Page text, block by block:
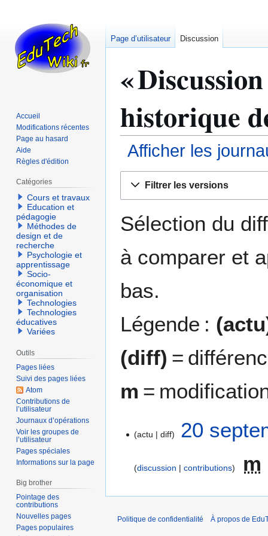
«
historique
Afficher les
navigation
recherche
Filtrer les versions
Sélection du
à comparer et
bas.
Légende :
(diff) =
m =
actu diff 20
discussion contributions m
Page d’utilisateur Discussion
Accueil
Modifications récentes
Page au hasard
Aide
Règles d'édition
Catégories
Cours et travaux
Education et
pédagogie
Méthodes de
design et de
recherche
Psychologie et
apprentissage
Socio-
économique et
organisation
Technologies
Technologies
éducatives
Variées
Outils
Pages liées
Suivi des pages liées
Atom
Contributions de
l’utilisateur
Journaux d’opérations
Voir les groupes de
l’utilisateur
Pages spéciales
Informations sur la page
Big brother
Pointage des
contributions
Nouvelles pages
Pages populaires
Politique de confidentialité À propos de